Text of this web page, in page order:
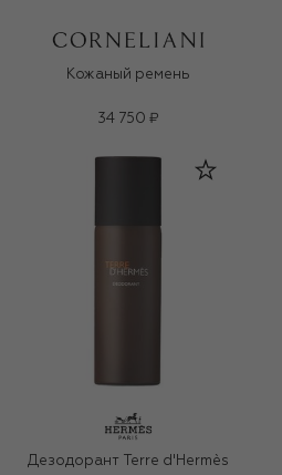
Кожаный ремень
34 750 ₽
Дезодорант Terre d'Hermès